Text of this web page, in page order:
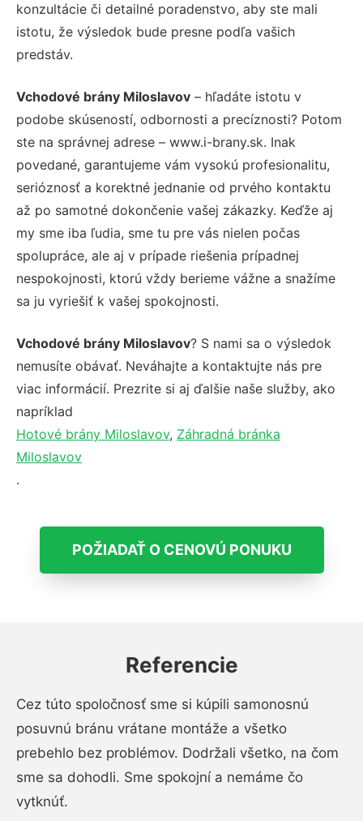
konzultácie či detailné poradenstvo, aby ste mali
istotu, že výsledok bude presne podľa vašich
predstáv.
Vchodové brány Miloslavov – hľadáte istotu v
podobe skúseností, odbornosti a precíznosti? Potom
ste na správnej adrese – www.i-brany.sk. Inak
povedané, garantujeme vám vysokú profesionalitu,
serióznosť a korektné jednanie od prvého kontaktu
až po samotné dokončenie vašej zákazky. Keďže aj
my sme iba ľudia, sme tu pre vás nielen počas
spolupráce, ale aj v prípade riešenia prípadnej
nespokojnosti, ktorú vždy berieme vážne a snažíme
sa ju vyriešiť k vašej spokojnosti.
Vchodové brány Miloslavov? S nami sa o výsledok
nemusíte obávať. Neváhajte a kontaktujte nás pre
viac informácií. Prezrite si aj ďalšie naše služby, ako
napríklad
Hotové brány Miloslavov, Záhradná bránka
Miloslavov
.
POŽIADAŤ O CENOVÚ PONUKU
Referencie
Cez túto spoločnosť sme si kúpili samonosnú
posuvnú bránu vrátane montáže a všetko
prebehlo bez problémov. Dodržali všetko, na čom
sme sa dohodli. Sme spokojní a nemáme čo
vytknúť.